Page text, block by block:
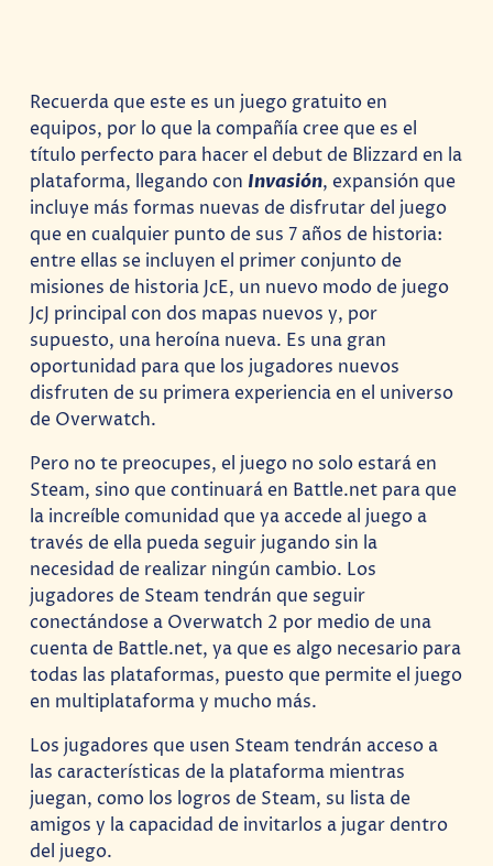
Recuerda que este es un juego gratuito en
equipos, por lo que la compañía cree que es el
título perfecto para hacer el debut de Blizzard en la
plataforma, llegando con Invasión, expansión que
incluye más formas nuevas de disfrutar del juego
que en cualquier punto de sus 7 años de historia:
entre ellas se incluyen el primer conjunto de
misiones de historia JcE, un nuevo modo de juego
JcJ principal con dos mapas nuevos y, por
supuesto, una heroína nueva. Es una gran
oportunidad para que los jugadores nuevos
disfruten de su primera experiencia en el universo
de Overwatch.
Pero no te preocupes, el juego no solo estará en
Steam, sino que continuará en Battle.net para que
la increíble comunidad que ya accede al juego a
través de ella pueda seguir jugando sin la
necesidad de realizar ningún cambio. Los
jugadores de Steam tendrán que seguir
conectándose a Overwatch 2 por medio de una
cuenta de Battle.net, ya que es algo necesario para
todas las plataformas, puesto que permite el juego
en multiplataforma y mucho más.
Los jugadores que usen Steam tendrán acceso a
las características de la plataforma mientras
juegan, como los logros de Steam, su lista de
amigos y la capacidad de invitarlos a jugar dentro
del juego.